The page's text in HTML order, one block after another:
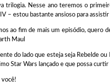
trilogia. Nesse ano teremos o
– estou bastante ansioso para assistir
ao fim de mais um episódio, quero
Maul
do lado que esteja seja Rebelde
Star Wars lançado e que possa
você!